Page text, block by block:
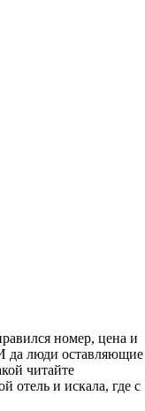
номер, цена и
да люди оставляющие
читайте
отель и искала, где с